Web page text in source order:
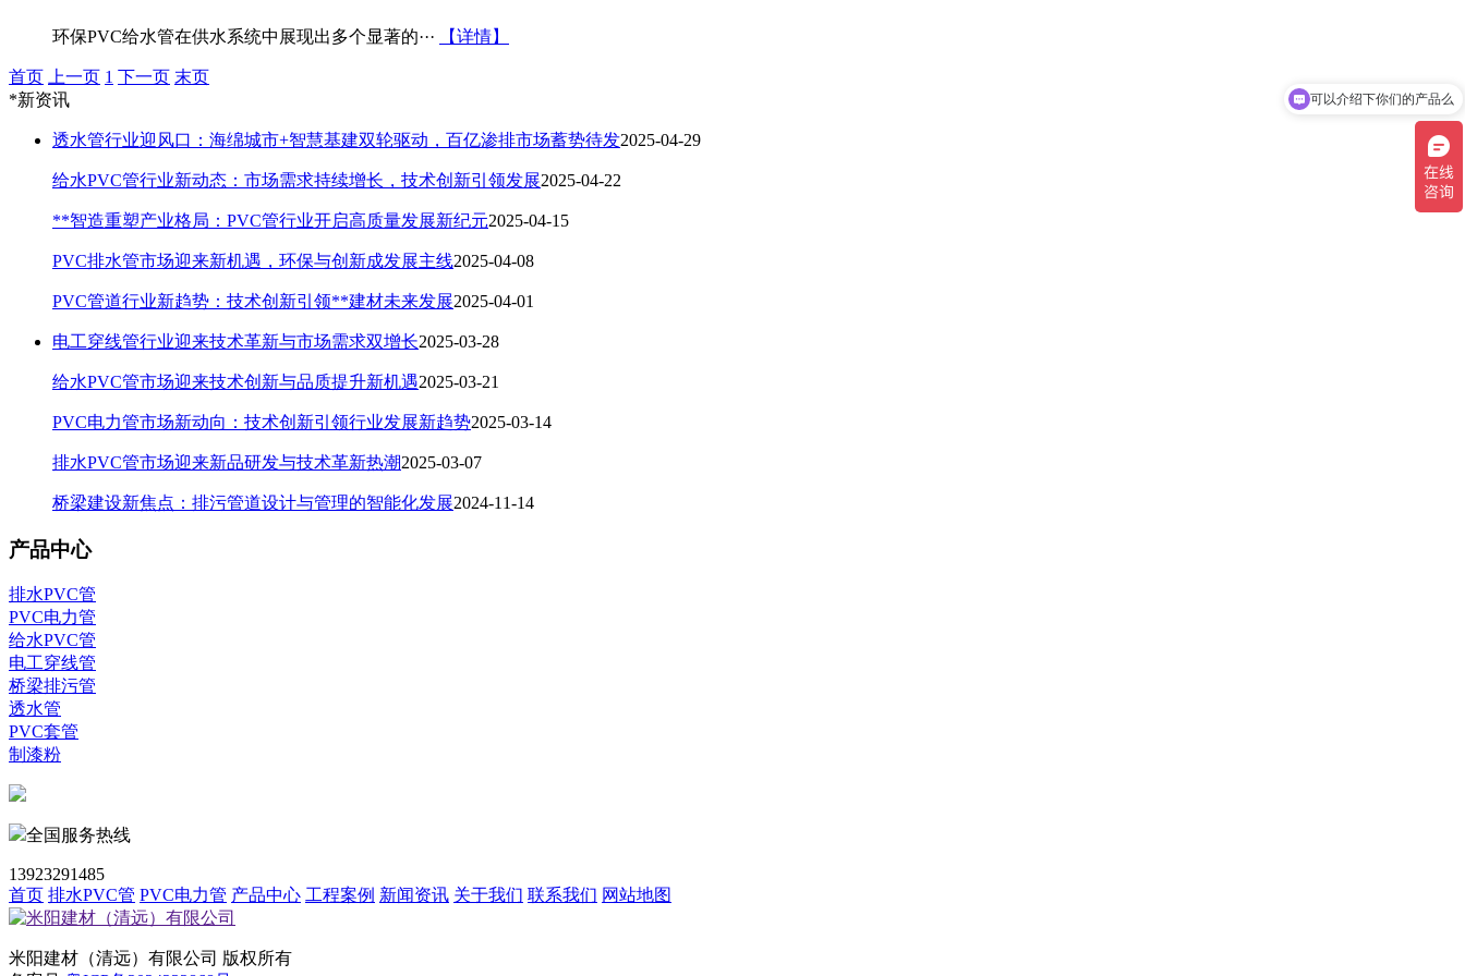
环保PVC给水管在供水系统中展现出多个显著的··· 【详情】
首页 上一页 1 下一页 末页
*新资讯
透水管行业迎风口：海绵城市+智慧基建双轮驱动，百亿渗排市场蓄势待发2025-04-29
给水PVC管行业新动态：市场需求持续增长，技术创新引领发展2025-04-22
**智造重塑产业格局：PVC管行业开启高质量发展新纪元2025-04-15
PVC排水管市场迎来新机遇，环保与创新成发展主线2025-04-08
PVC管道行业新趋势：技术创新引领**建材未来发展2025-04-01
电工穿线管行业迎来技术革新与市场需求双增长2025-03-28
给水PVC管市场迎来技术创新与品质提升新机遇2025-03-21
PVC电力管市场新动向：技术创新引领行业发展新趋势2025-03-14
排水PVC管市场迎来新品研发与技术革新热潮2025-03-07
桥梁建设新焦点：排污管道设计与管理的智能化发展2024-11-14
产品中心
排水PVC管
PVC电力管
给水PVC管
电工穿线管
桥梁排污管
透水管
PVC套管
制漆粉
全国服务热线
13923291485
首页 排水PVC管 PVC电力管 产品中心 工程案例 新闻资讯 关于我们 联系我们 网站地图
米阳建材（清远）有限公司 版权所有
可以介绍下你们的产品么